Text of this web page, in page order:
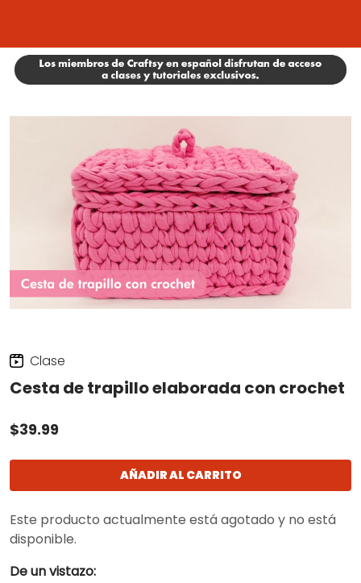
Clase
Cesta de trapillo elaborada con crochet
$39.99
AÑADIR AL CARRITO
Este producto actualmente está agotado y no está
disponible.
De un vistazo: